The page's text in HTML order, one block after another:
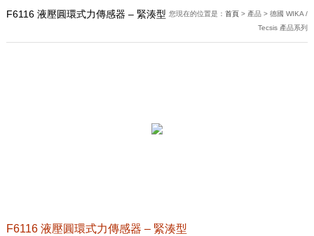
F6116 液壓圓環式力傳感器 – 緊湊型 您現在的位置是：首頁 > 產品 > 德國 WIKA /
Tecsis 產品系列
F6116 液壓圓環式力傳感器 – 緊湊型